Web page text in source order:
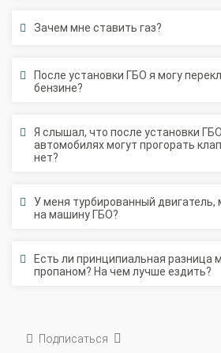
бензине?
автомобилях могут прогорать
нет?
на машину ГБО?
пропаном? На чем лучше ездить?